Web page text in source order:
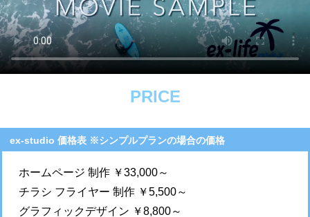
PRICE
ex-studio 価格表 ※シンプルプランの場合の価格
ホームページ 制作 ￥33,000～
チラシ フライヤー 制作 ￥5,500～
グラフィックデザイン ￥8,800～